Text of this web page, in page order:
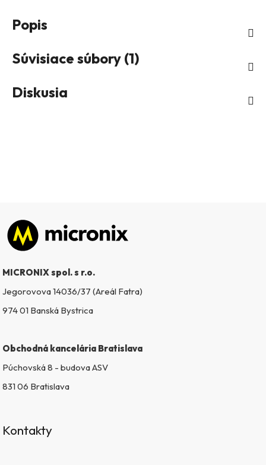
Popis
Súvisiace súbory (1)
Diskusia
Zápätie
MICRONIX spol. s r.o.
Jegorovova 14036/37 (Areál Fatra)
974 01 Banská Bystrica
Obchodná kancelária Bratislava
Púchovská 8 - budova ASV
831 06 Bratislava
Kontakty